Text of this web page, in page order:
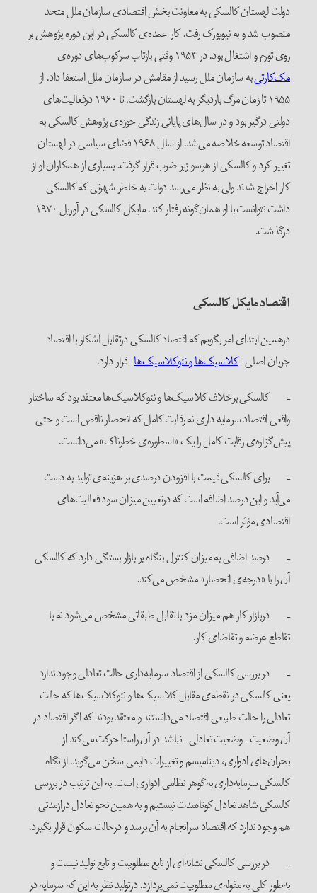
دولت لهستان کالسکی به معاونت بخش اقتصادی سازمان ملل متحد
منصوب شد و به نیویورک رفت. کار عمده‌ی کالسکی در این دوره پژوهش بر
روی تورم و اشتغال بود. در ۱۹۵۴ وقتی بازتاب سرکوب‌های دوره‌ی
مک‌کارتیبه سازمان ملل رسید از مقامش در سازمان ملل استعفا داد. از
۱۹۵۵ تا زمان مرگ باردیگر به لهستان بازگشت. تا ۱۹۶۰ درفعالیت‌های
دولتی درگیر بود و در سال‌های پایانی زندگی حوزه‌ی پژوهش کالسکی به
اقتصاد توسعه خلاصه می‌شد. از سال ۱۹۶۸ فضای سیاسی در لهستان
تغییر کرد و کالسکی از هرسو زیر ضرب قرار گرفت. بسیاری از همکاران او از
کار اخراج شدند ولی به نظر می‌رسد دولت به خاطر شهرتی که کالسکی
داشت نتوانست با او همان‌گونه رفتار کند. مایکل کالسکی در آوریل ۱۹۷۰
درگذشت.
اقتصاد مایکل کالسکی
درهمین ابتدای امر بگویم که اقتصاد کالسکی درتقابل آشکار با اقتصاد
جریان اصلی ـکلاسیک‌ها و نئوکلاسیک‌هاـ قرار دارد.
– کالسکی برخلاف کلاسیک‌ها و نئوکلاسیک‌ها معتقد بود که ساختار
واقعی اقتصاد سرمایه داری نه رقابت کامل که انحصار ناقص است و حتی
پیش‌گزاره‌ی رقابت کامل را یک «اسطوره‌ی خطرناک» می‌دانست.
– برای کالسکی قیمت با افزودن درصدی بر هزینه‌ی تولید به دست
می‌آید و این درصد اضافه است که درتعیین میزان سود فعالیت‌های
اقتصادی مؤثر است.
– درصد اضافی به میزان کنترل بنگاه بر بازار بستگی دارد که کالسکی
آن را با «درجه‌ی انحصار» مشخص می‌کند.
– دربازار کار هم میزان مزد با تقابل طبقاتی مشخص می‌شود نه با
تقاطع عرضه و تقاضای کار.
– در بررسی کالسکی از اقتصاد سرمایه‌داری حالت تعادلی وجود ندارد
یعنی کالسکی در نقطه‌ی مقابل کلاسیک‌ها و نئوکلاسیک‌ها که حالت
تعادلی را حالت طبیعی اقتصاد می‌دانستند و معتقد بودند که اگر اقتصاد در
آن وضعیت ـ وضعیت تعادلی ـ نباشد در آن راستا حرکت می‌کند از
بحران‌های ادواری، دینامیسم و تغییرات دایمی سخن می‌گوید. از نگاه
کالسکی سرمایه‌داری به‌گوهر نظامی ادواری است. به این ترتیب در بررسی
کالسکی شاهد تعادل کوتاه‌مدت نیستیم و به همین نحو تعادل درازمدتی
هم وجود ندارد که اقتصاد سرانجام به آن برسد و درحالت سکون قرار بگیرد.
– در بررسی کالسکی نشانه‌ای از تابع مطلوبیت و تابع تولید نیست و
به‌طور کلی به مقوله‌ی مطلوبیت نمی‌پردازد. درتولید نظر به این که سرمایه در